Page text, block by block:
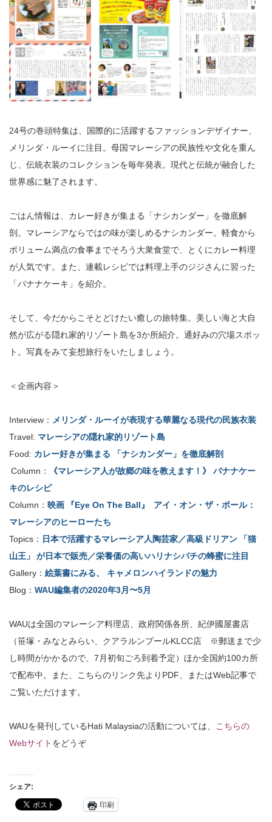
24号の巻頭特集は、国際的に活躍するファッションデザイナー、
メリンダ・ルーイに注目。母国マレーシアの民族性や文化を重ん
じ、伝統衣装のコレクションを毎年発表。現代と伝統が融合した
世界感に魅了されます。
ごはん情報は、カレー好きが集まる「ナシカンダー」を徹底解
剖。マレーシアならではの味が楽しめるナシカンダー。軽食から
ボリューム満点の食事までそろう大衆食堂で、とくにカレー料理
が人気です。また、連載レシピでは料理上手のジジさんに習った
「バナナケーキ」を紹介。
そして、今だからこそとどけたい癒しの旅特集。美しい海と大自
然が広がる隠れ家的リゾート島を3か所紹介。通好みの穴場スポッ
ト。写真をみて妄想旅行をいたしましょう。
＜企画内容＞
Interview： メリンダ・ルーイが表現する華麗なる現代の民族衣装
Travel: マレーシアの隠れ家的リゾート島
Food: カレー好きが集まる 「ナシカンダー」を徹底解剖
Column：
《マレーシア人が故郷の味を教えます！》 バナナケー
キのレシピ
Column： 映画 『Eye On The Ball』 アイ・オン・ザ・ボール：
マレーシアのヒーローたち
Topics： 日本で活躍するマレーシア人陶芸家／高級ドリアン 「猫
山王」 が日本で販売／栄養価の高いハリナシバチの蜂蜜に注目
Gallery： 絵葉書にみる、 キャメロンハイランドの魅力
Blog： WAU編集者の2020年3月〜5月
WAUは全国のマレーシア料理店、政府関係各所、紀伊國屋書店
（笹塚・みなとみらい、クアラルンプールKLCC店 ※郵送まで少
し時間がかかるので、7月初旬ごろ到着予定）ほか全国約100カ所
で配布中。また、こちらのリンク先よりPDF、またはWeb記事で
ご覧いただけます。
WAUを発刊しているHati Malaysiaの活動については、
こちらの
Webサイト をどうぞ
シェア:
印刷